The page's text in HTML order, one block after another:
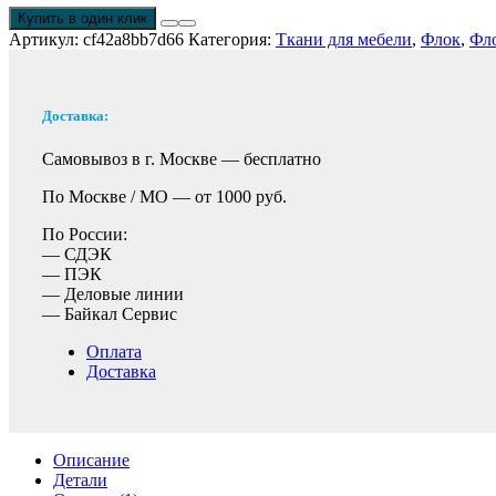
Купить в один клик
Артикул: cf42a8bb7d66 Категория: Ткани для мебели, Флок,
Доставка:
Самовывоз в г. Москве — бесплатно
По Москве / МО — от 1000 руб.
По России:
— СДЭК
— ПЭК
— Деловые линии
— Байкал Сервис
Оплата
Доставка
Описание
Детали